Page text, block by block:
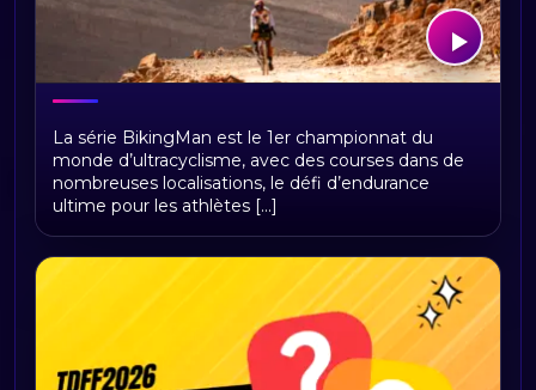
BikingMan Direct : toute la saison 2026
du championnat du monde
d'ultracyclisme sur Radio Sports
La série BikingMan est le 1er championnat du
monde d’ultracyclisme, avec des courses dans de
nombreuses localisations, le défi d’endurance
ultime pour les athlètes [...]